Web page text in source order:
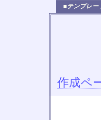
■テンプレー
作成ペ